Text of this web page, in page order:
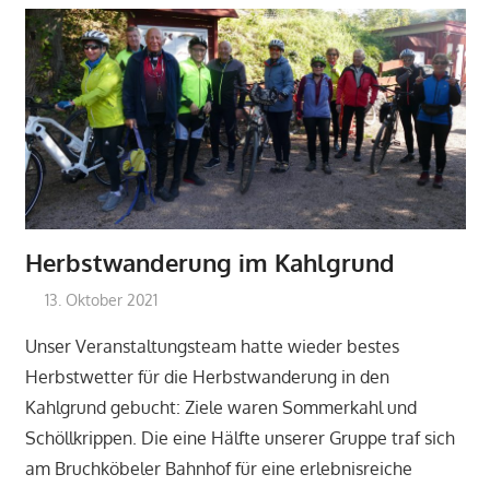
Herbstwanderung im Kahlgrund
13. Oktober 2021
Unser Veranstaltungsteam hatte wieder bestes
Herbstwetter für die Herbstwanderung in den
Kahlgrund gebucht: Ziele waren Sommerkahl und
Schöllkrippen. Die eine Hälfte unserer Gruppe traf sich
am Bruchköbeler Bahnhof für eine erlebnisreiche